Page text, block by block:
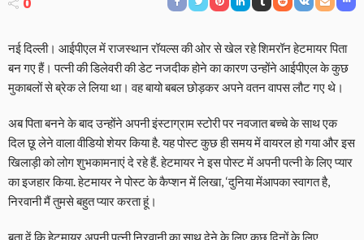
नई दिल्ली। आईपीएल में राजस्थान रॉयल्स की ओर से खेल रहे शिमरॉन हेटमायर पिता
बन गए हैं। पत्नी की डिलेवरी की डेट नजदीक होने का कारण उन्होंने आईपीएल के कुछ
मुकाबलों से ब्रेक ले लिया था। वह बायो बबल छोड़कर अपने वतन वापस लौट गए थे।
अब पिता बनने के बाद उन्होंने अपनी इंस्टाग्राम स्टोरी पर नवजात बच्चे के साथ एक
दिल छू लेने वाला वीडियो शेयर किया है. यह पोस्ट कुछ ही समय में वायरल हो गया और इस
खिलाड़ी को लोग शुभकामनाएं दे रहे हैं. हेटमायर ने इस पोस्ट में अपनी पत्नी के लिए प्यार
का इजहार किया. हेटमायर ने पोस्ट के कैप्शन में लिखा, ‘दुनिया मेंआपका स्वागत है,
निरवानी मैं तुमसे बहुत प्यार करता हूं।
बता दें कि हेटमायर अपनी पत्नी निरवानी का साथ देने के लिए कुछ दिनों के लिए